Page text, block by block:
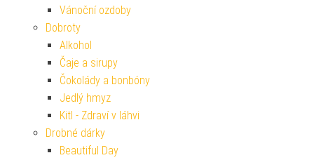
Vánoční ozdoby
Dobroty
Alkohol
Čaje a sirupy
Čokolády a bonbóny
Jedlý hmyz
Kitl - Zdraví v láhvi
Drobné dárky
Beautiful Day